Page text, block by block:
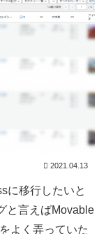
2021.04.13
に移行したいと
と言えばMovable
よく弄っていた